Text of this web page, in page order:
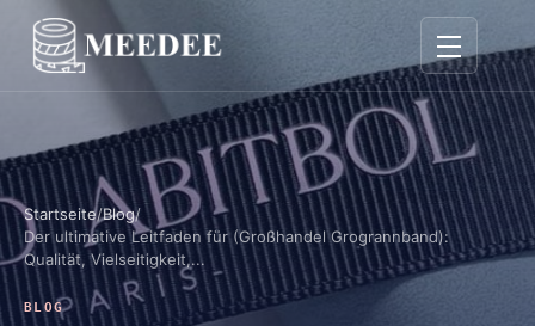
Navigation
Startseite/Blog/
Der ultimative Leitfaden für (Großhandel Grogrannband):
Qualität, Vielseitigkeit,...
BLOG